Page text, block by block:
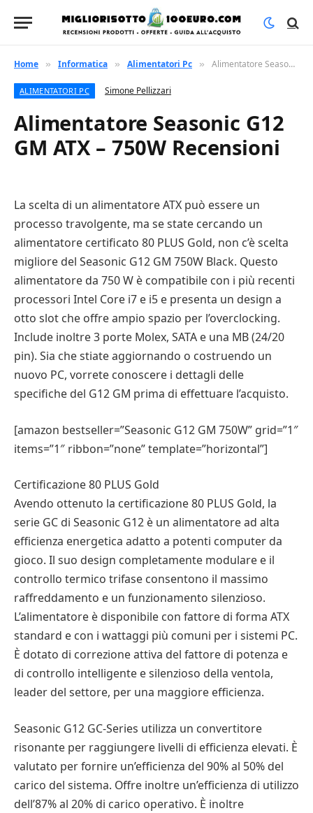
Home » Informatica » Alimentatori Pc » Alimentatore Seasonic G12 GM ATX – 750W Recensioni
ALIMENTATORI PC Simone Pellizzari
Alimentatore Seasonic G12
GM ATX – 750W Recensioni
La scelta di un alimentatore ATX può essere un
processo travolgente, ma se state cercando un
alimentatore certificato 80 PLUS Gold, non c’è scelta
migliore del Seasonic G12 GM 750W Black. Questo
alimentatore da 750 W è compatibile con i più recenti
processori Intel Core i7 e i5 e presenta un design a
otto slot che offre ampio spazio per l’overclocking.
Include inoltre 3 porte Molex, SATA e una MB (24/20
pin). Sia che stiate aggiornando o costruendo un
nuovo PC, vorrete conoscere i dettagli delle
specifiche del G12 GM prima di effettuare l’acquisto.
[amazon bestseller=”Seasonic G12 GM 750W” grid=”1″
items=”1″ ribbon=”none” template=”horizontal”]
Certificazione 80 PLUS Gold
Avendo ottenuto la certificazione 80 PLUS Gold, la
serie GC di Seasonic G12 è un alimentatore ad alta
efficienza energetica adatto a potenti computer da
gioco. Il suo design completamente modulare e il
controllo termico trifase consentono il massimo
raffreddamento e un funzionamento silenzioso.
L’alimentatore è disponibile con fattore di forma ATX
standard e con i wattaggi più comuni per i sistemi PC.
È dotato di correzione attiva del fattore di potenza e
di controllo intelligente e silenzioso della ventola,
leader del settore, per una maggiore efficienza.
Seasonic G12 GC-Series utilizza un convertitore
risonante per raggiungere livelli di efficienza elevati. È
valutato per fornire un’efficienza del 90% al 50% del
carico del sistema. Offre inoltre un’efficienza di utilizzo
dell’87% al 20% di carico operativo. È inoltre